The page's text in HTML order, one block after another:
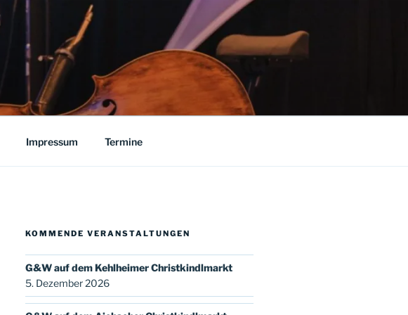
Impressum Termine
KOMMENDE VERANSTALTUNGEN
G&W auf dem Kehlheimer Christkindlmarkt
5. Dezember 2026